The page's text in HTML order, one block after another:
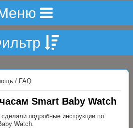
/ FAQ
Smart Baby Watch
подробные инструкции по
Watch.